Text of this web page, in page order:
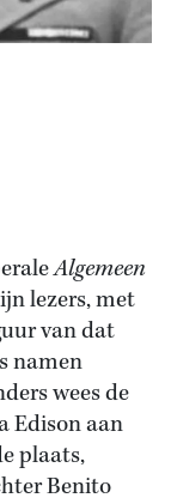
Algemeen
lezers, met
van dat
namen
wees de
Edison aan
plaats,
Benito